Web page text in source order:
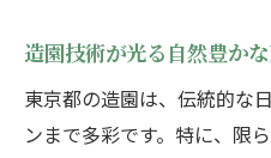
話題の東京都庭園めぐ
造園の技と自然美
東京都の造園庭園
造園技術が光る自然豊か
東京都の造園は、伝統的な
ンまで多彩です。特に、限